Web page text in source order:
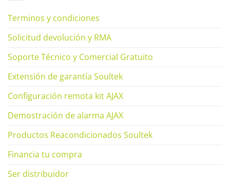
Terminos y condiciones
Solicitud devolución y RMA
Soporte Técnico y Comercial Gratuito
Extensión de garantía Soultek
Configuración remota kit AJAX
Demostración de alarma AJAX
Productos Reacondicionados Soultek
Financia tu compra
Ser distribuidor